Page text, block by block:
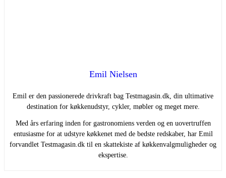
Emil Nielsen
Emil er den passionerede drivkraft bag Testmagasin.dk, din ultimative
destination for køkkenudstyr, cykler, møbler og meget mere.
Med års erfaring inden for gastronomiens verden og en uovertruffen
entusiasme for at udstyre køkkenet med de bedste redskaber, har Emil
forvandlet Testmagasin.dk til en skattekiste af køkkenvalgmuligheder og
ekspertise.